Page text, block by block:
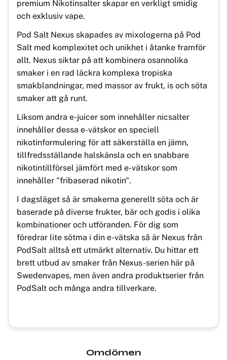
premium Nikotinsalter skapar en verkligt smidig
och exklusiv vape.
Pod Salt Nexus skapades av mixologerna på Pod
Salt med komplexitet och unikhet i åtanke framför
allt. Nexus siktar på att kombinera osannolika
smaker i en rad läckra komplexa tropiska
smakblandningar, med massor av frukt, is och söta
smaker att gå runt.
Liksom andra e-juicer som innehåller nicsalter
innehåller dessa e-vätskor en speciell
nikotinformulering för att säkerställa en jämn,
tillfredsställande halskänsla och en snabbare
nikotintillförsel jämfört med e-vätskor som
innehåller "fribaserad nikotin".
I dagsläget så är smakerna generellt söta och är
baserade på diverse frukter, bär och godis i olika
kombinationer och utföranden. För dig som
föredrar lite sötma i din e-vätska så är Nexus från
PodSalt alltså ett utmärkt alternativ. Du hittar ett
brett utbud av smaker från Nexus-serien här på
Swedenvapes, men även andra produktserier från
PodSalt och många andra tillverkare.
Omdömen